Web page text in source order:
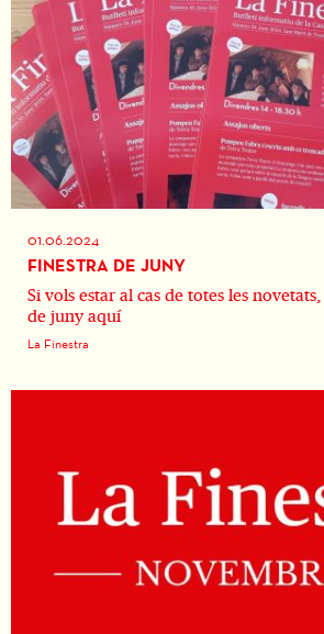
01.06.2024
FINESTRA DE JUNY
Si vols estar al cas de totes les
de juny aquí
La Finestra